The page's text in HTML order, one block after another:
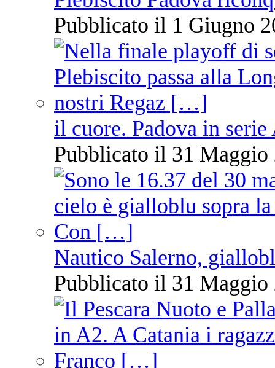
Pubblicato il 1 Giugno
il cuore. Padova in serie
Pubblicato il 31 Maggio
Nautico Salerno,
Pubblicato il 31 Maggio